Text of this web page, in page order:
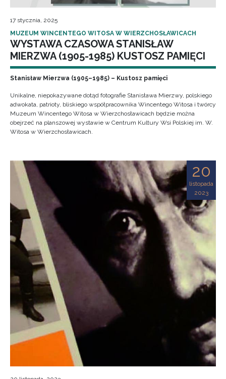
17 stycznia, 2025
MUZEUM WINCENTEGO WITOSA W WIERZCHOSŁAWICACH
WYSTAWA CZASOWA STANISŁAW
MIERZWA (1905-1985) KUSTOSZ PAMIĘCI
Stanisław Mierzwa (1905–1985) – Kustosz pamięci
Unikalne, niepokazywane dotąd fotografie Stanisława Mierzwy, polskiego
adwokata, patrioty, bliskiego współpracownika Wincentego Witosa i twórcy
Muzeum Wincentego Witosa w Wierzchosławicach będzie można
obejrzeć na planszowej wystawie w Centrum Kultury Wsi Polskiej im. W.
Witosa w Wierzchosławicach.
20
listopada
2023